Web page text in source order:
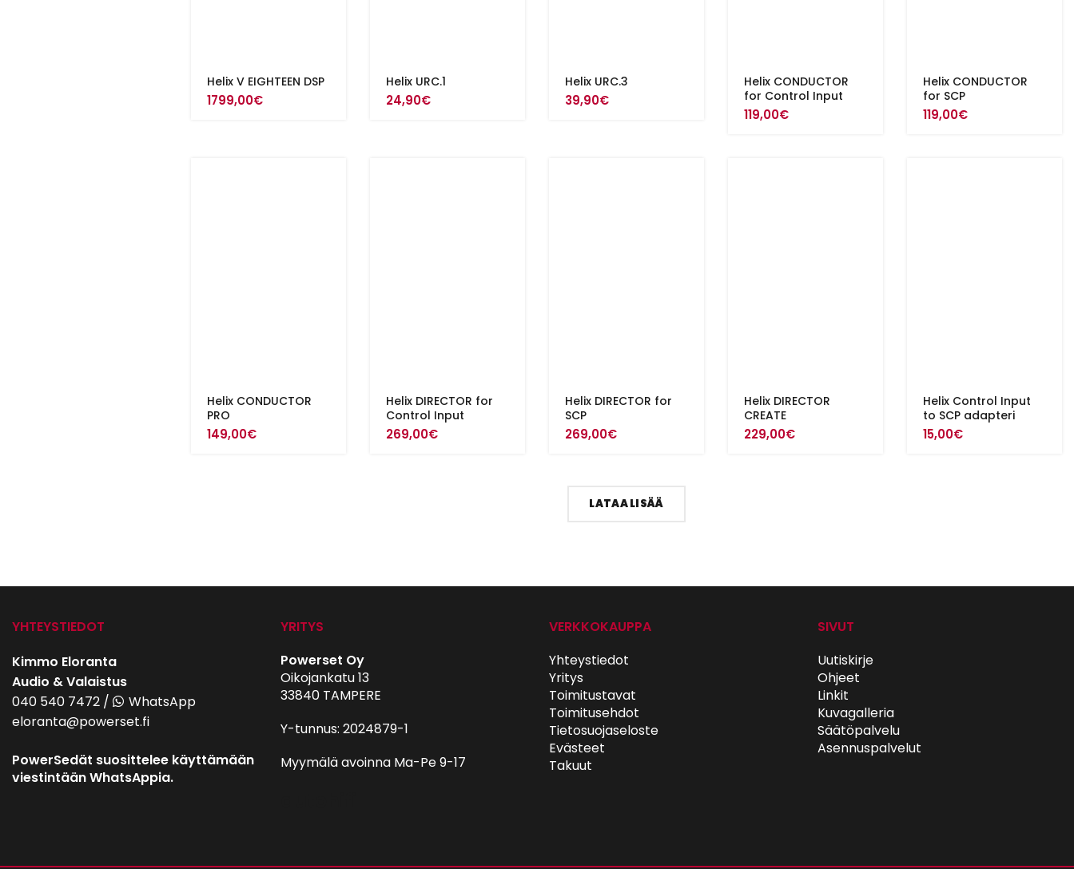
Helix V EIGHTEEN DSP
1799,00€
Helix URC.1
24,90€
Helix URC.3
39,90€
Helix CONDUCTOR
for Control Input
119,00€
Helix CONDUCTOR
for SCP
119,00€
Helix CONDUCTOR
PRO
149,00€
Helix DIRECTOR for
Control Input
269,00€
Helix DIRECTOR for
SCP
269,00€
Helix DIRECTOR
CREATE
229,00€
Helix Control Input
to SCP adapteri
15,00€
LATAA LISÄÄ
YHTEYSTIEDOT
Kimmo Eloranta
Audio & Valaistus
040 540 7472 /
WhatsApp
eloranta@powerset.fi
PowerSedät suosittelee käyttämään
viestintään WhatsAppia.
YRITYS
Powerset Oy
Oikojankatu 13
33840 TAMPERE
Y-tunnus: 2024879-1
Myymälä avoinna Ma-Pe 9-17
VERKKOKAUPPA
Yhteystiedot
Yritys
Toimitustavat
Toimitusehdot
Tietosuojaseloste
Evästeet
Takuut
SIVUT
Uutiskirje
Ohjeet
Linkit
Kuvagalleria
Säätöpalvelu
Asennuspalvelut